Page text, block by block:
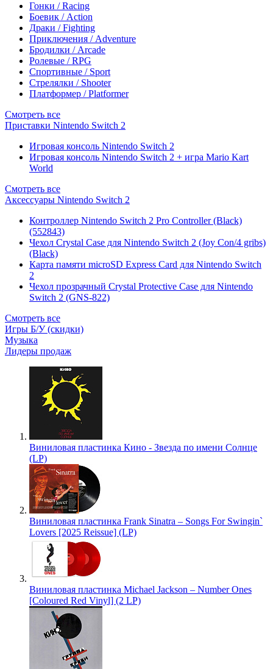
Гонки / Racing
Боевик / Action
Драки / Fighting
Приключения / Adventure
Бродилки / Arcade
Ролевые / RPG
Спортивные / Sport
Стрелялки / Shooter
Платформер / Platformer
Смотреть все
Приставки Nintendo Switch 2
Игровая консоль Nintendo Switch 2
Игровая консоль Nintendo Switch 2 + игра Mario Kart
World
Смотреть все
Аксессуары Nintendo Switch 2
Контроллер Nintendo Switch 2 Pro Controller (Black)
(552843)
Чехол Сrystal Сase для Nintendo Switch 2 (Joy Con/4 gribs)
(Black)
Карта памяти microSD Express Card для Nintendo Switch
2
Чехол прозрачный Crystal Protective Case для Nintendo
Switch 2 (GNS-822)
Смотреть все
Игры Б/У (скидки)
Музыка
Лидеры продаж
Виниловая пластинка Кино - Звезда по имени Солнце
(LP)
Виниловая пластинка Frank Sinatra – Songs For Swingin`
Lovers [2025 Reissue] (LP)
Виниловая пластинка Michael Jackson – Number Ones
[Coloured Red Vinyl] (2 LP)